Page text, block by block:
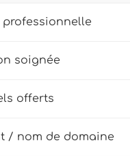
professionnelle
soignée
offerts
/ nom de domaine